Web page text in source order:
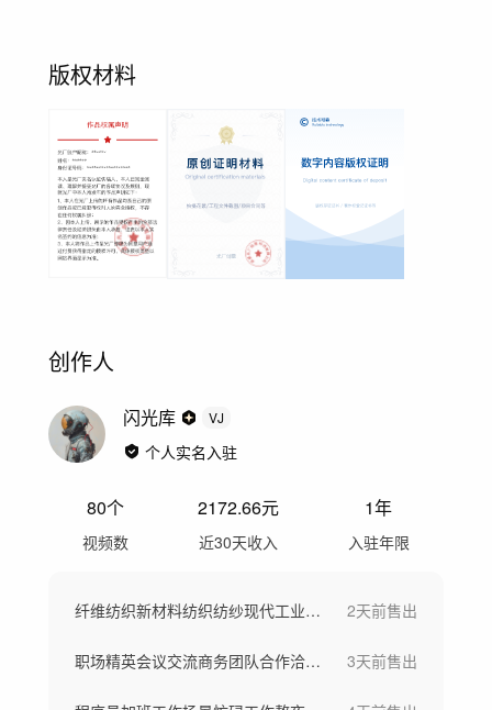
版权材料
创作人
闪光库 VJ
个人实名入驻
80个
视频数
2172.66元
近30天收入
1年
入驻年限
纤维纺织新材料纺织纺纱现代工业车间工厂 2天前售出
职场精英会议交流商务团队合作洽谈团队欢呼 3天前售出